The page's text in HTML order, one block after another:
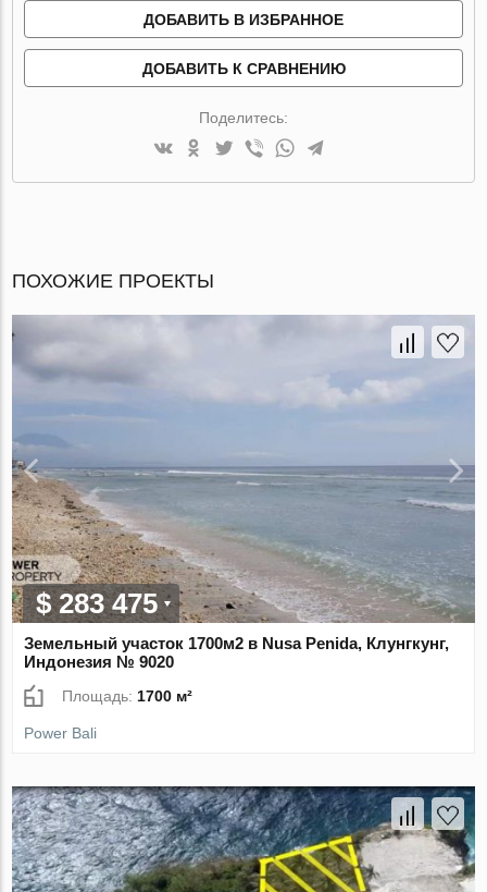
ДОБАВИТЬ В ИЗБРАННОЕ
ДОБАВИТЬ К СРАВНЕНИЮ
Поделитесь:
ПОХОЖИЕ ПРОЕКТЫ
$ 283 475
Земельный участок 1700м2 в Nusa Penida, Клунгкунг,
Индонезия № 9020
Площадь:1700 м²
Power Bali